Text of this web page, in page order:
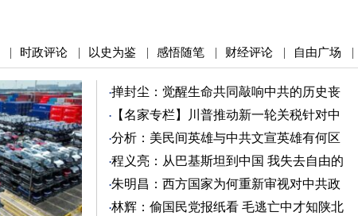
| 时政评论 | 以史为鉴 | 感悟随笔 | 财经评论 | 自由广场 |
掸封尘：觉醒生命共同敲响中共的历史丧
钟 图
【名家专栏】川普推动新一轮关税针对中
共 图
分析：美民间英雄与中共文宣英雄有何区
别 图
程义亮：从巴基斯坦到中国 我失去自由的
两年
朱明昌：西方国家为何重新审视对中共政
策？
图
林辉：偷国民党报纸看 毛逃亡中才知陕北